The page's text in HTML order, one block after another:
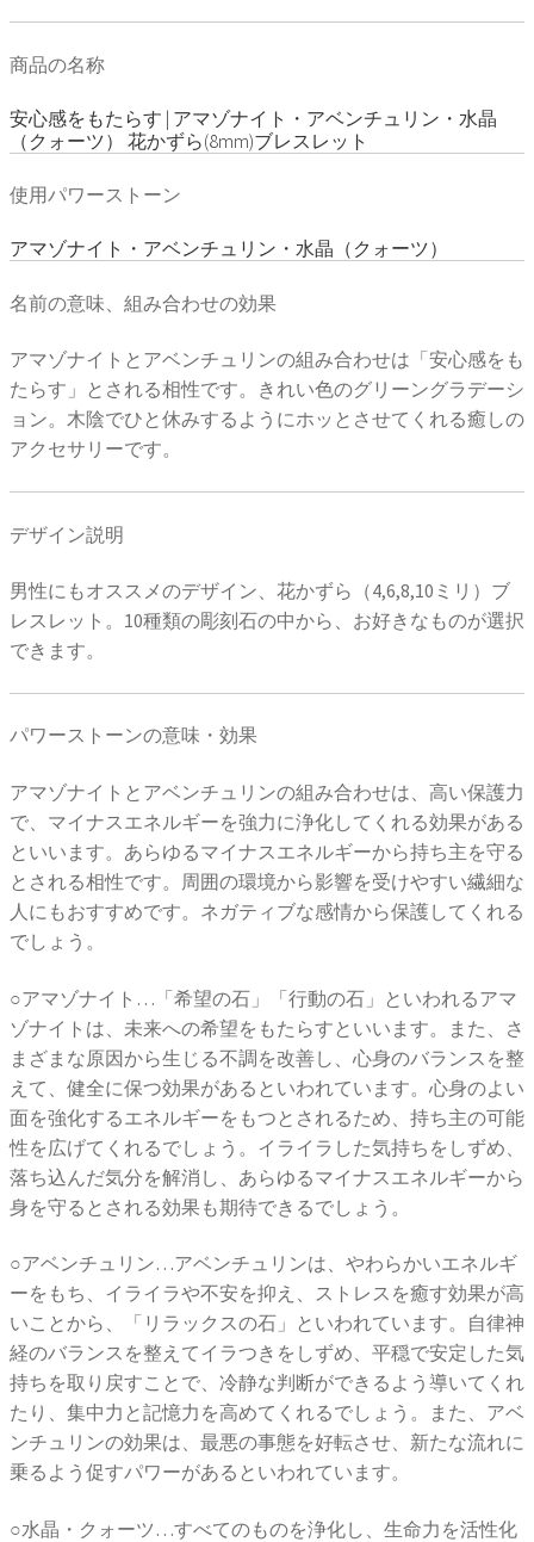
商品の名称
安心感をもたらす | アマゾナイト・アベンチュリン・水晶
（クォーツ） 花かずら(8mm)ブレスレット
使用パワーストーン
アマゾナイト・アベンチュリン・水晶（クォーツ）
名前の意味、組み合わせの効果
アマゾナイトとアベンチュリンの組み合わせは「安心感をも
たらす」とされる相性です。きれい色のグリーングラデーシ
ョン。木陰でひと休みするようにホッとさせてくれる癒しの
アクセサリーです。
デザイン説明
男性にもオススメのデザイン、花かずら（4,6,8,10ミリ）ブ
レスレット。10種類の彫刻石の中から、お好きなものが選択
できます。
パワーストーンの意味・効果
アマゾナイトとアベンチュリンの組み合わせは、高い保護力
で、マイナスエネルギーを強力に浄化してくれる効果がある
といいます。あらゆるマイナスエネルギーから持ち主を守る
とされる相性です。周囲の環境から影響を受けやすい繊細な
人にもおすすめです。ネガティブな感情から保護してくれる
でしょう。
○アマゾナイト…「希望の石」「行動の石」といわれるアマ
ゾナイトは、未来への希望をもたらすといいます。また、さ
まざまな原因から生じる不調を改善し、心身のバランスを整
えて、健全に保つ効果があるといわれています。心身のよい
面を強化するエネルギーをもつとされるため、持ち主の可能
性を広げてくれるでしょう。イライラした気持ちをしずめ、
落ち込んだ気分を解消し、あらゆるマイナスエネルギーから
身を守るとされる効果も期待できるでしょう。
○アベンチュリン…アベンチュリンは、やわらかいエネルギ
ーをもち、イライラや不安を抑え、ストレスを癒す効果が高
いことから、「リラックスの石」といわれています。自律神
経のバランスを整えてイラつきをしずめ、平穏で安定した気
持ちを取り戻すことで、冷静な判断ができるよう導いてくれ
たり、集中力と記憶力を高めてくれるでしょう。また、アベ
ンチュリンの効果は、最悪の事態を好転させ、新たな流れに
乗るよう促すパワーがあるといわれています。
○水晶・クォーツ…すべてのものを浄化し、生命力を活性化